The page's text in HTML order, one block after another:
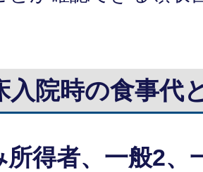
入院時の食事代
所得者、 一般2、